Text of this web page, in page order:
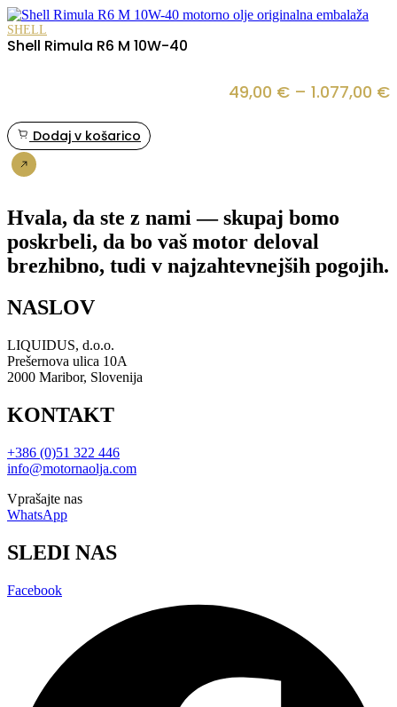
SHELL
Shell Rimula R6 M 10W-40
49,00 € – 1.077,00 €
Dodaj v košarico
Hvala, da ste z nami — skupaj bomo
poskrbeli, da bo vaš motor deloval
brezhibno, tudi v najzahtevnejših pogojih.
NASLOV
LIQUIDUS, d.o.o.
Prešernova ulica 10A
2000 Maribor, Slovenija
KONTAKT
+386 (0)51 322 446
info@motornaolja.com
Vprašajte nas
WhatsApp
SLEDI NAS
Facebook